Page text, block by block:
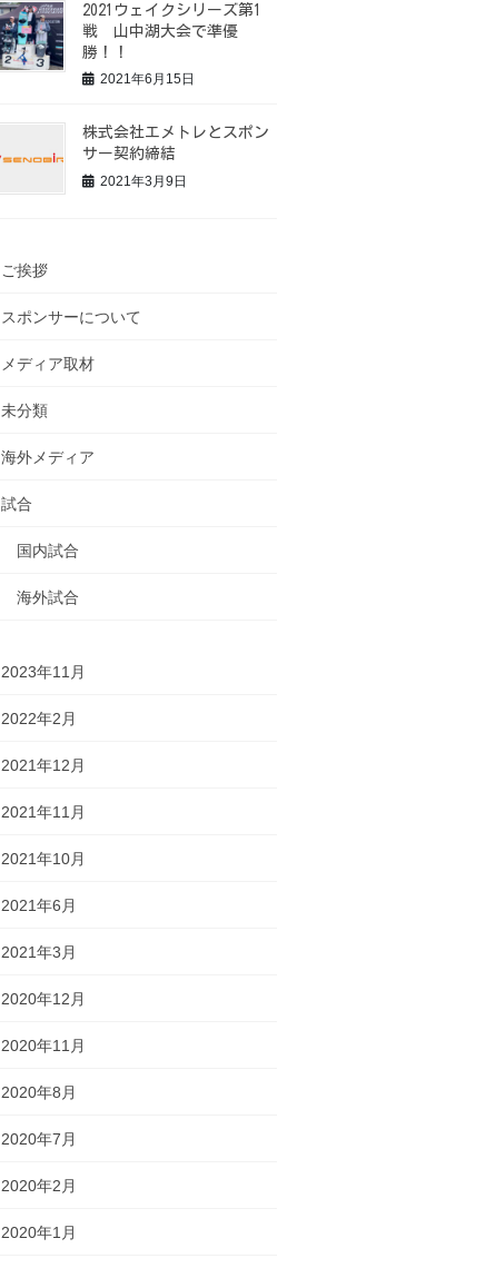
2021ウェイクシリーズ第1
戦 山中湖大会で準優
勝！！
2021年6月15日
株式会社エメトレとスポン
サー契約締結
2021年3月9日
ご挨拶
スポンサーについて
メディア取材
未分類
海外メディア
試合
国内試合
海外試合
2023年11月
2022年2月
2021年12月
2021年11月
2021年10月
2021年6月
2021年3月
2020年12月
2020年11月
2020年8月
2020年7月
2020年2月
2020年1月